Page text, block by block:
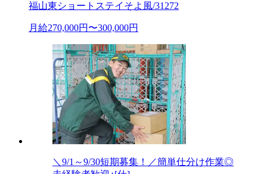
福山東ショートステイそよ風/31272
月給270,000円〜300,000円
＼9/1～9/30短期募集！／簡単仕分け作業◎